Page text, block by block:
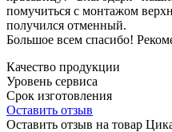
помучиться с монтажом
получился отменный.
Большое всем спасибо!
Качество продукции
Уровень сервиса
Срок изготовления
Оставить отзыв
Оставить отзыв на товар